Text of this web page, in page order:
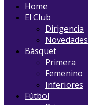
Home
El Club
Dirigencia
Novedades
Básquet
Primera
Femenino
Inferiores
Fútbol